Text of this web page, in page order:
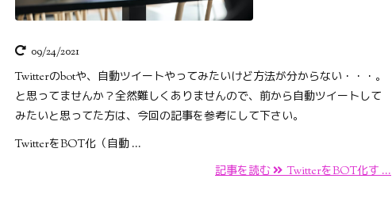
09/24/2021
Twitterのbotや、自動ツイートやってみたいけど方法が分からない・・・。
と思ってませんか？全然難しくありませんので、前から自動ツイートして
みたいと思ってた方は、今回の記事を参考にして下さい。
TwitterをBOT化（自動 ...
記事を読む TwitterをBOT化す ...